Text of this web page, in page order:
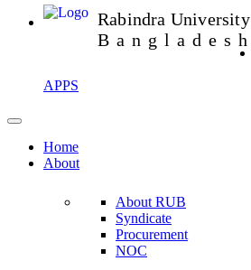
Rabindra University
Bangladesh
APPS
Home
About
About RUB
Syndicate
Procurement
NOC